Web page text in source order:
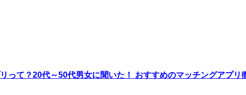
って？20代～50代男女に聞いた！ おすすめのマッチングアプリ